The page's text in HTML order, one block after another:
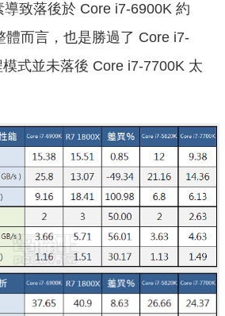
致落後於 Core i7-6900K 約
體而言，也是勝過了 Core i7-
式並未落後 Core i7-7700K 太